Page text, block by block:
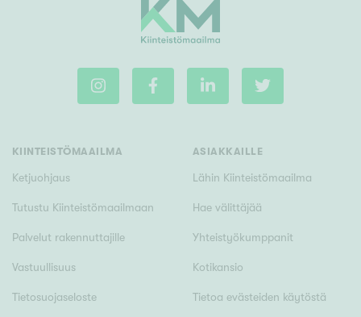
Tyydyttävä
Ominaisuudet
Hissi
Oma sauna
KIINTEISTÖMAAILMA
Ketjuohjaus
Tutustu Kiinteistömaailmaan
Palvelut rakennuttajille
Vastuullisuus
Tietosuojaseloste
ASIAKKAILLE
Lähin Kiinteistömaailma
Hae välittäjää
Yhteistyökumppanit
Kotikansio
Tietoa evästeiden käytöstä